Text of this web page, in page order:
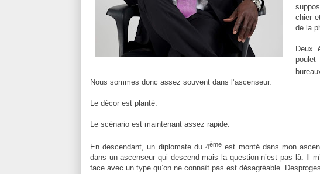
chier
de la
Deux
Nous sommes donc assez souvent dans l’ascenseur.
Le décor est planté.
Le scénario est maintenant assez rapide.
En descendant, un diplomate du 4ème est monté dans mon
dans un ascenseur qui descend mais la question n’est pas là. Il
face avec un type qu’on ne connaît pas est désagréable.